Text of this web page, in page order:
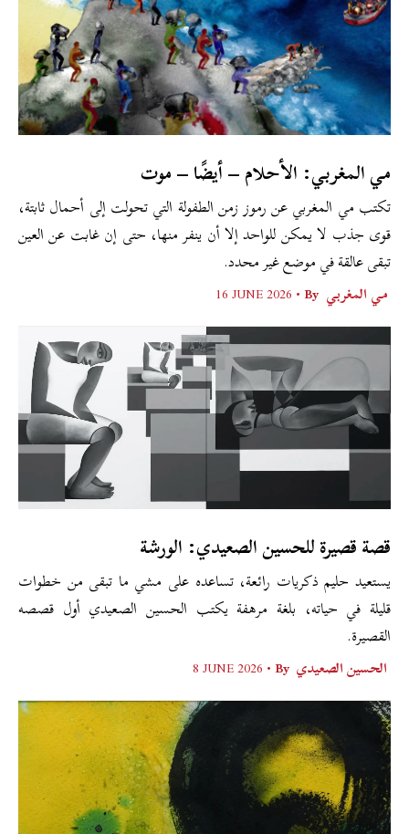
مي المغربي: الأحلام – أيضًا – موت
تكتب مي المغربي عن رموز زمن الطفولة التي تحولت إلى أحمال ثابتة،
قوى جذب لا يمكن للواحد إلا أن ينفر منها، حتى إن غابت عن العين
تبقى عالقة في موضع غير محدد.
مي المغربي 16 JUNE 2026
قصة قصيرة للحسين الصعيدي: الورشة
يستعيد حليم ذكريات رائعة، تساعده على مشي ما تبقى من خطوات
قليلة في حياته، بلغة مرهفة يكتب الحسين الصعيدي أول قصصه
القصيرة.
الحسين الصعيدي 8 JUNE 2026